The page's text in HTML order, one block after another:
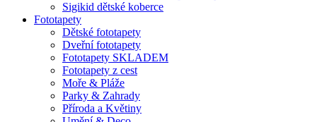
Sigikid dětské koberce
Fototapety
Dětské fototapety
Dveřní fototapety
Fototapety SKLADEM
Fototapety z cest
Moře & Pláže
Parky & Zahrady
Příroda a Květiny